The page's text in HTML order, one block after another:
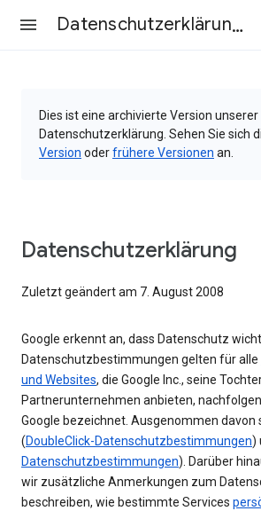
Datenschutzerklärung & Nutzungsbedingungen
Dies ist eine archivierte Version unserer
Datenschutzerklärung. Sehen Sie sich
Version oderfrühere Versionen an.
Datenschutzerklärung
Zuletzt geändert am 7. August 2008
Google erkennt an, dass Datenschutz
Datenschutzbestimmungen gelten für alle
und Websites, die Google Inc., seine
Partnerunternehmen anbieten,
Google bezeichnet. Ausgenommen davon
(DoubleClick-Datenschutzbestimmungen)
Datenschutzbestimmungen). Darüber
wir zusätzliche Anmerkungen zum
beschreiben, wie bestimmte Services